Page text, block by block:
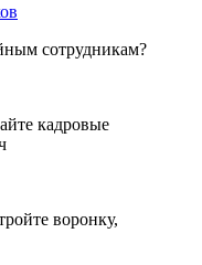
сотрудникам?
кадровые
воронку,